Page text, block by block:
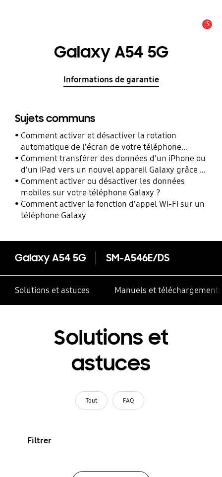
3
Galaxy A54 5G
Informations de garantie
Sujets communs
Comment activer et désactiver la rotation
automatique de l'écran de votre téléphone
Galaxy ?
Comment transférer des données d'un iPhone ou
d'un iPad vers un nouvel appareil Galaxy grâce à
Smart Switch ?
Comment activer ou désactiver les données
mobiles sur votre téléphone Galaxy ?
Comment activer la fonction d'appel Wi-Fi sur un
téléphone Galaxy
Galaxy A54 5G SM-A546E/DS
Solutions et astuces Manuels et téléchargements
Solutions et
astuces
Tout FAQ
Filtrer